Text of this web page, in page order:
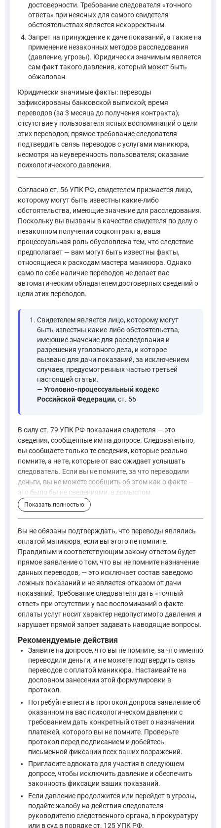
достоверности. Требование следователя «точного
ответа» при неясных для самого свидетеля
обстоятельствах является некорректным.
Запрет на принуждение к даче показаний, а также на
применение незаконных методов расследования
(давление, угрозы). Юридически значимым является
сам факт такого давления, который может быть
обжалован.
Юридически значимые факты: переводы
зафиксированы банковской выпиской; время
переводов (за 3 месяца до получения контракта);
отсутствие у пользователя ясных воспоминаний о цели
этих переводов; прямое требование следователя
подтвердить связь переводов с услугами маникюра,
несмотря на неуверенность пользователя; оказание
психологического давления.
Согласно ст. 56 УПК РФ, свидетелем признается лицо,
которому могут быть известны какие-либо
обстоятельства, имеющие значение для расследования.
Поскольку вы вызваны в качестве свидетеля по делу о
незаконном получении соцконтракта, ваша
процессуальная роль обусловлена тем, что следствие
предполагает — вам могут быть известны факты,
относящиеся к расходам мастера маникюра. Однако
само по себе наличие переводов не делает вас
автоматическим обладателем достоверных сведений о
цели этих переводов.
Свидетелем является лицо, которому могут
быть известны какие-либо обстоятельства,
имеющие значение для расследования и
разрешения уголовного дела, и которое
вызвано для дачи показаний, за исключением
случаев, предусмотренных частью третьей
настоящей статьи.
—Уголовно-процессуальный кодекс
Российской Федерации, ст. 56
В силу ст. 79 УПК РФ показания свидетеля — это
сведения, сообщенные им на допросе. Следовательно,
вы сообщаете только те сведения, которые реально
помните, а не те, которые от вас ожидает услышать
следователь. Если вы не помните, за что переводили
деньги, вы не можете сообщить об этом как о факте —
это было бы не сведениями, а домыслом.
Показания свидетеля - сведения, сообщенные им на
—Уголовно-процессуальный кодекс Российской
Ключевое значение имеет ст. 307 УК РФ, устанавливающая
Статья 307. Заведомо ложные показание, заключение
Заведомо ложные показание свидетеля,
Примечание. Свидетель, потерпевший, эксперт,
Уголовный кодекс Российской Федерации
При этом ст. 308 УК РФ предусматривает ответственность
Статья 308. Отказ свидетеля или потерпевшего от дачи
Отказ свидетеля или потерпевшего от дачи показаний ...
Примечание. Лицо не подлежит уголовной
—Уголовный кодекс Российской Федерации, ст. 308
Процедура допроса регламентирована ст. 189 УПК РФ.
Задавать наводящие вопросы запрещается. В
Допрашиваемое лицо вправе пользоваться
Если свидетель явился на допрос с адвокатом,
— Уголовно-процессуальный кодекс Российской
Показать полностью
Вы не обязаны подтверждать, что переводы являлись
оплатой маникюра, если вы этого не помните.
Правдивым и соответствующим закону ответом будет
прямое заявление о том, что вы не помните назначение
данных переводов, — это исключает состав заведомо
ложных показаний и не является отказом от дачи
показаний. Требование следователя дать «точный
ответ» при отсутствии у вас воспоминаний о факте
оплаты услуг носит характер недопустимого давления и
нарушает прямой запрет задавать наводящие вопросы.
Рекомендуемые действия
Заявите на допросе, что вы не помните, за что именно
переводили деньги, и не можете подтвердить связь
переводов с оплатой маникюра. Настаивайте на
дословном занесении этой формулировки в
протокол.
Потребуйте внести в протокол допроса заявление об
оказанном на вас психологическом давлении с
требованием дать конкретный ответ о назначении
платежей, которого вы не помните. Проверьте
протокол перед подписанием и добейтесь
письменной фиксации всех ваших возражений.
Пригласите адвоката для участия в следующем
допросе, чтобы исключить давление и обеспечить
законность фиксации ваших показаний.
Если давление продолжится или перейдет в угрозы,
подайте жалобу на действия следователя
руководителю следственного органа, в прокуратуру
или в суд в порядке ст. 125 УПК РФ.